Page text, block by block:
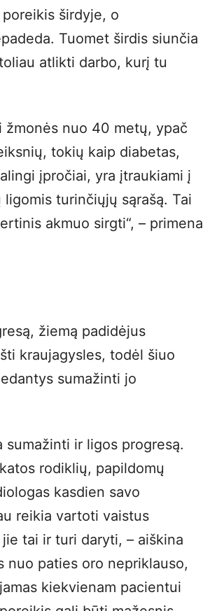
širdyje, o
Tuomet širdis siunčia
atlikti darbo, kurį tu
žmonės nuo 40 metų, ypač
tokių kaip diabetas,
įpročiai, yra įtraukiami į
turinčiųjų sąrašą. Tai
akmuo sirgti“, – primena
žiemą padidėjus
kraujagysles, todėl šiuo
sumažinti jo
sumažinti ir ligos progresą.
rodiklių, papildomų
kasdien savo
reikia vartoti vaistus
tai ir turi daryti, – aiškina
nuo paties oro nepriklauso,
kiekvienam pacientui